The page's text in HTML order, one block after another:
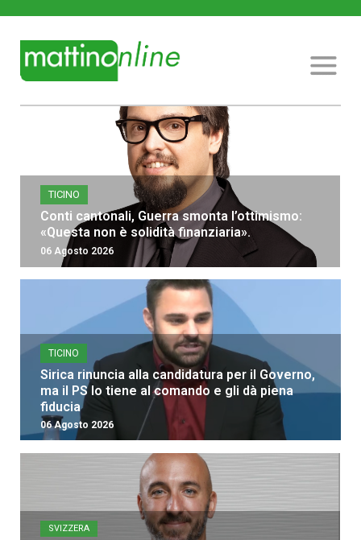
TICINO
Conti cantonali, Guerra smonta l’ottimismo:
«Questa non è solidità finanziaria».
06 Agosto 2026
TICINO
Sirica rinuncia alla candidatura per il Governo,
ma il PS lo tiene al comando e gli dà piena
fiducia
06 Agosto 2026
SVIZZERA